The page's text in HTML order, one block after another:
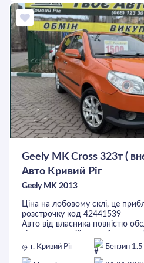
ОСТАВИТЬ
Geely MK Cross 323т (
Авто Кривий Ріг
Geely MK 2013
Ціна на лобовому склі, це
розстрочку код 42441539
Авто від власника повністю
тільки передній правий
перевірок на СТО
ТІЛЬКИ У НАС ви отримаєте
г. Кривий Ріг Бензин 1.5